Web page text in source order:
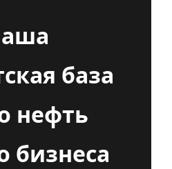
база
нефть
бизнеса